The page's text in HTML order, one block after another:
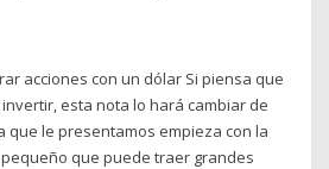
acciones con un dólar Si piensa que
esta nota lo hará cambiar de
que le presentamos empieza con la
que puede traer grandes